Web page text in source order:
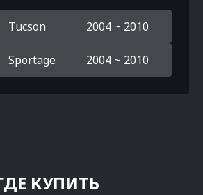
Tucson 2004 ~ 2010
Sportage 2004 ~ 2010
КУПИТЬ